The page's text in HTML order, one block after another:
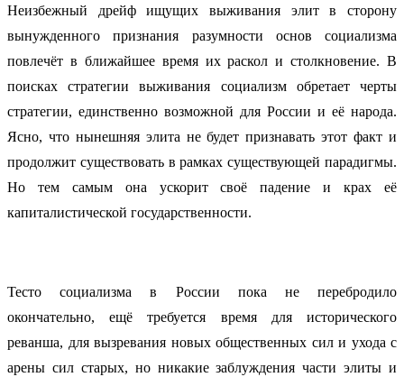
Неизбежный дрейф ищущих выживания элит в сторону
вынужденного признания разумности основ социализма
повлечёт в ближайшее время их раскол и столкновение. В
поисках стратегии выживания социализм обретает черты
стратегии, единственно возможной для России и её народа.
Ясно, что нынешняя элита не будет признавать этот факт и
продолжит существовать в рамках существующей парадигмы.
Но тем самым она ускорит своё падение и крах её
капиталистической государственности.
Тесто социализма в России пока не перебродило
окончательно, ещё требуется время для исторического
реванша, для вызревания новых общественных сил и ухода с
арены сил старых, но никакие заблуждения части элиты и